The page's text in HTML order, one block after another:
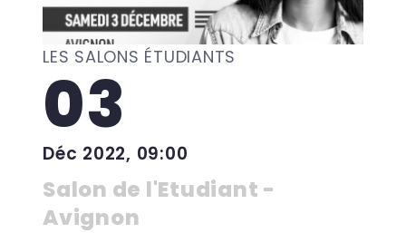
LES SALONS ÉTUDIANTS
03
Déc 2022, 09:00
Salon de l'Etudiant -
Avignon